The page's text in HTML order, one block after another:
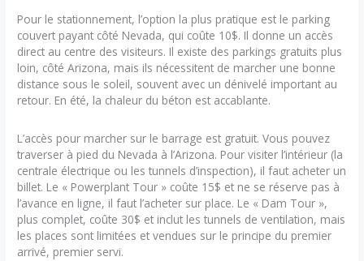
Pour le stationnement, l’option la plus pratique est le parking
couvert payant côté Nevada, qui coûte 10$. Il donne un accès
direct au centre des visiteurs. Il existe des parkings gratuits plus
loin, côté Arizona, mais ils nécessitent de marcher une bonne
distance sous le soleil, souvent avec un dénivelé important au
retour. En été, la chaleur du béton est accablante.
L’accès pour marcher sur le barrage est gratuit. Vous pouvez
traverser à pied du Nevada à l’Arizona. Pour visiter l’intérieur (la
centrale électrique ou les tunnels d’inspection), il faut acheter un
billet. Le « Powerplant Tour » coûte 15$ et ne se réserve pas à
l’avance en ligne, il faut l’acheter sur place. Le « Dam Tour »,
plus complet, coûte 30$ et inclut les tunnels de ventilation, mais
les places sont limitées et vendues sur le principe du premier
arrivé, premier servi.